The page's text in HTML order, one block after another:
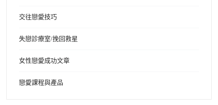
交往戀愛技巧
失戀診療室/挽回救星
女性戀愛成功文章
戀愛課程與產品